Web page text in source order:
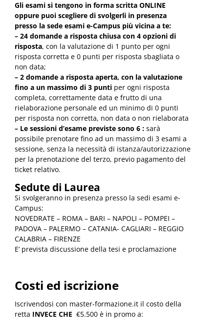
Gli esami si tengono in forma scritta ONLINE
oppure puoi scegliere di svolgerli in presenza
presso la sede esami e-Campus più vicina a te:
– 24 domande a risposta chiusa con 4 opzioni di
risposta, con la valutazione di 1 punto per ogni
risposta corretta e 0 punti per risposta sbagliata o
non data;
– 2 domande a risposta aperta, con la valutazione
fino a un massimo di 3 punti per ogni risposta
completa, correttamente data e frutto di una
rielaborazione personale ed un minimo di 0 punti
per risposta non corretta, non data o non rielaborata
– Le sessioni d’esame previste sono 6 : sarà
possibile prenotare fino ad un massimo di 3 esami a
sessione, senza la necessità di istanza/autorizzazione
per la prenotazione del terzo, previo pagamento del
ticket relativo.
Sedute di Laurea
Si svolgeranno in presenza presso la sedi esami e-
Campus:
NOVEDRATE – ROMA – BARI – NAPOLI – POMPEI –
PADOVA – PALERMO – CATANIA- CAGLIARI – REGGIO
CALABRIA – FIRENZE
E’ prevista discussione della tesi e proclamazione
Costi ed iscrizione
Iscrivendosi con master-formazione.it il costo della
retta INVECE CHE €5.500 è in promo a: